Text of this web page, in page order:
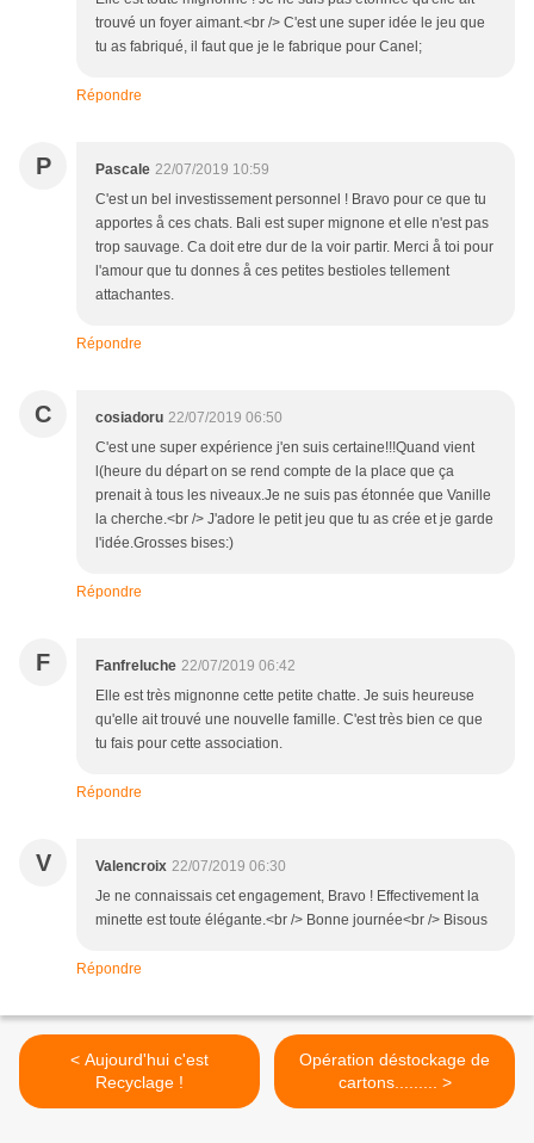
trouvé un foyer aimant.<br /> C'est une super idée le jeu que
tu as fabriqué, il faut que je le fabrique pour Canel;
Répondre
P Pascale 22/07/2019 10:59
C'est un bel investissement personnel ! Bravo pour ce que tu
apportes å ces chats. Bali est super mignone et elle n'est pas
trop sauvage. Ca doit etre dur de la voir partir. Merci å toi pour
l'amour que tu donnes å ces petites bestioles tellement
attachantes.
Répondre
C cosiadoru 22/07/2019 06:50
C'est une super expérience j'en suis certaine!!!Quand vient
l(heure du départ on se rend compte de la place que ça
prenait à tous les niveaux.Je ne suis pas étonnée que Vanille
la cherche.<br /> J'adore le petit jeu que tu as crée et je garde
l'idée.Grosses bises:)
Répondre
F Fanfreluche 22/07/2019 06:42
Elle est très mignonne cette petite chatte. Je suis heureuse
qu'elle ait trouvé une nouvelle famille. C'est très bien ce que
tu fais pour cette association.
Répondre
V Valencroix 22/07/2019 06:30
Je ne connaissais cet engagement, Bravo ! Effectivement la
minette est toute élégante.<br /> Bonne journée<br /> Bisous
Répondre
< Aujourd'hui c'est
Recyclage !
Opération déstockage de
cartons......... >